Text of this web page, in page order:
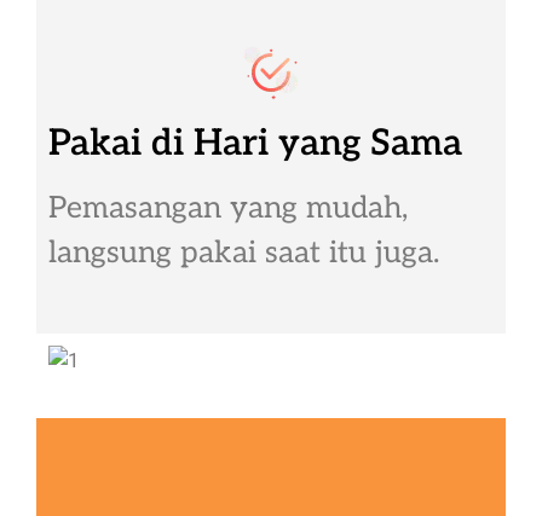
Pakai di Hari yang Sama
Pemasangan yang mudah,
langsung pakai saat itu juga.